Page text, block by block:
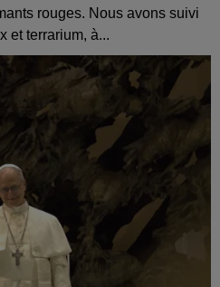
rouges. Nous avons suivi
et terrarium, à...